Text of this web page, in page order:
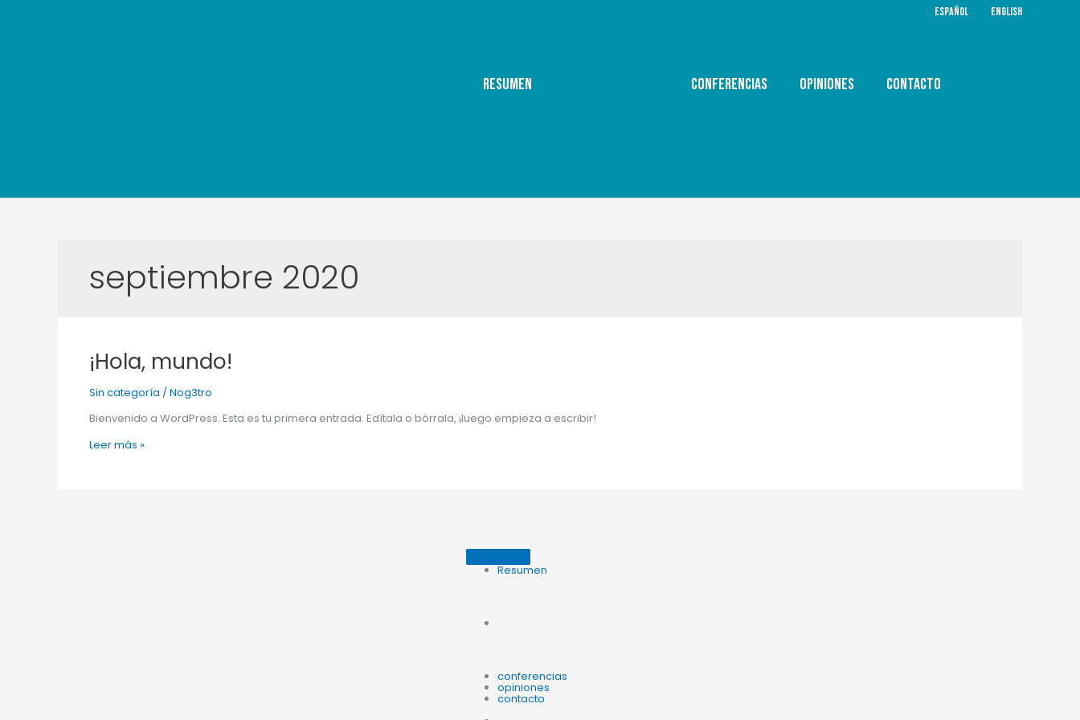
ESPAÑOL ENGLISH
RESUMEN CONFERENCIAS OPINIONES CONTACTO
septiembre 2020
¡Hola, mundo!
Sin categoría /Nog3tro
Bienvenido a WordPress. Esta es tu primera entrada. Edítala o bórrala, ¡luego empieza a escribir!
¡Hola,
mundo!
Leer más »
Resumen
conferencias
opiniones
contacto